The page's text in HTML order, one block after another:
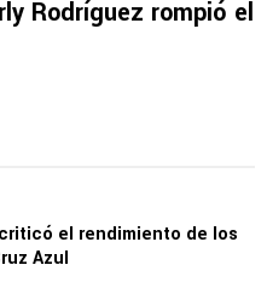
Rodríguez rompió el